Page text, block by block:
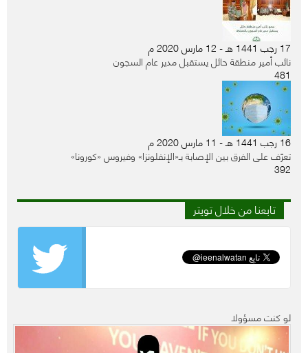
17 رجب 1441 هـ - 12 مارس 2020 م
نائب أمير منطقة حائل يستقبل مدير عام السجون
481
16 رجب 1441 هـ - 11 مارس 2020 م
تعرّف على الفرق بين الإصابة بـ«الإنفلونزا» وفيروس «كورونا»
392
تابعنا من خلال تويتر
لو كنت مسؤولا